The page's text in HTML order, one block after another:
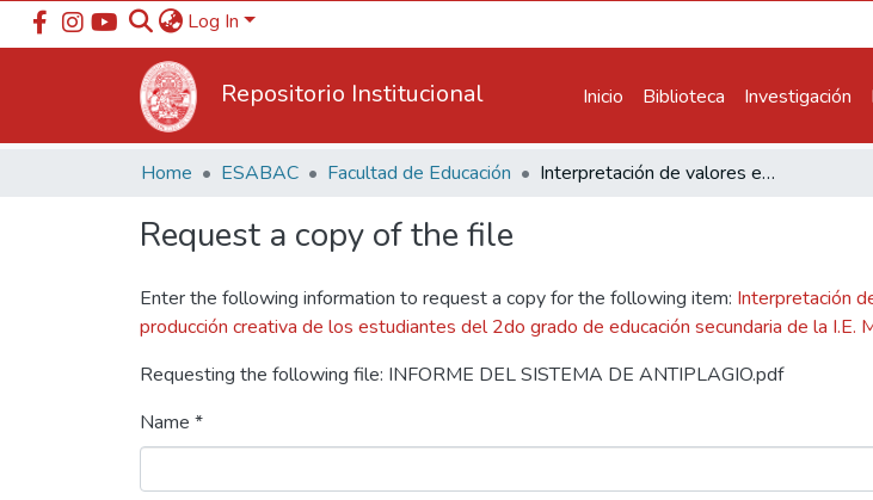
Log In
Repositorio Institucional Inicio Biblioteca Investigación
Home ESABAC Facultad de Educación Interpretación de valores estéticos del dibujo a carboncillo temática paisaje andino en la producción creativa de los estudiantes del 2do grado de educación secundaria de la I.E. Majestuoso Ausangate, Llullucha – Ocongate 2023
Request a copy of the file
Enter the following information to request a copy for the following item: Interpretación
producción creativa de los estudiantes del 2do grado de educación secundaria de la
Requesting the following file: INFORME DEL SISTEMA DE ANTIPLAGIO.pdf
Name *